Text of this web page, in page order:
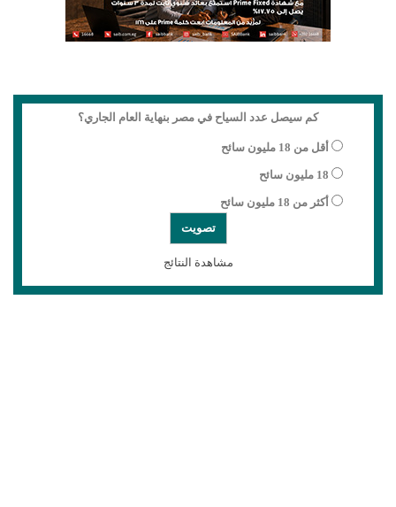
كم سيصل عدد السياح في مصر بنهاية العام الجاري؟
أقل من 18 مليون سائح
18 مليون سائح
أكثر من 18 مليون سائح
مشاهدة النتائج